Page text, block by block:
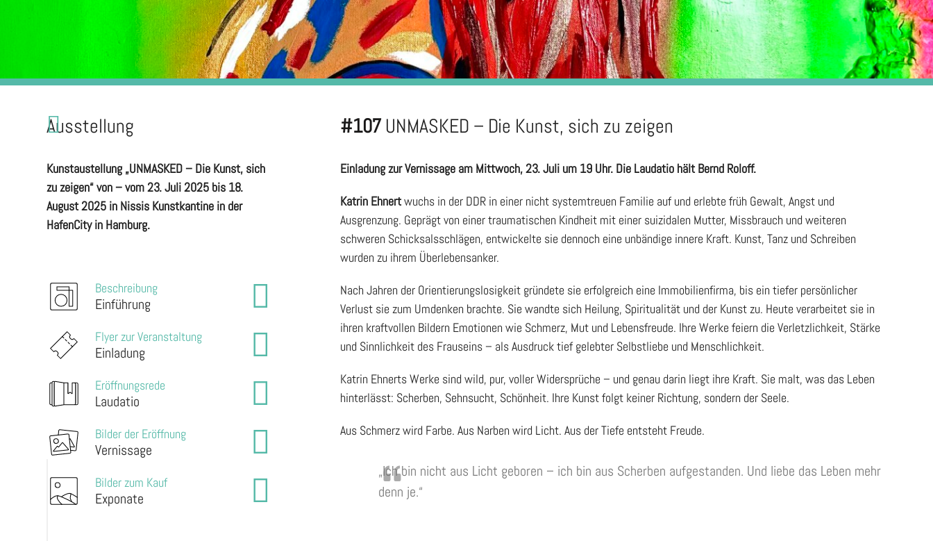
Ausstellung
Kunstaustellung „UNMASKED – Die Kunst, sich
zu zeigen“ von – vom 23. Juli 2025 bis 18.
August 2025 in Nissis Kunstkantine in der
HafenCity in Hamburg.
Beschreibung
Einführung
Flyer zur Veranstaltung
Einladung
Eröffnungsrede
Laudatio
Bilder der Eröffnung
Vernissage
Bilder zum Kauf
Exponate
#107UNMASKED – Die Kunst, sich zu zeigen
Einladung zur Vernissage am Mittwoch, 23. Juli um 19 Uhr. Die Laudatio hält Bernd Roloff.
Katrin Ehnertwuchs in der DDR in einer nicht systemtreuen Familie auf und erlebte früh Gewalt, Angst und
Ausgrenzung. Geprägt von einer traumatischen Kindheit mit einer suizidalen Mutter, Missbrauch und weiteren
schweren Schicksalsschlägen, entwickelte sie dennoch eine unbändige innere Kraft. Kunst, Tanz und Schreiben
wurden zu ihrem Überlebensanker.
Nach Jahren der Orientierungslosigkeit gründete sie erfolgreich eine Immobilienfirma, bis ein tiefer persönlicher
Verlust sie zum Umdenken brachte. Sie wandte sich Heilung, Spiritualität und der Kunst zu. Heute verarbeitet sie in
ihren kraftvollen Bildern Emotionen wie Schmerz, Mut und Lebensfreude. Ihre Werke feiern die Verletzlichkeit, Stärke
und Sinnlichkeit des Frauseins – als Ausdruck tief gelebter Selbstliebe und Menschlichkeit.
Katrin Ehnerts Werke sind wild, pur, voller Widersprüche – und genau darin liegt ihre Kraft. Sie malt, was das Leben
hinterlässt: Scherben, Sehnsucht, Schönheit. Ihre Kunst folgt keiner Richtung, sondern der Seele.
Aus Schmerz wird Farbe. Aus Narben wird Licht. Aus der Tiefe entsteht Freude.
„Ich bin nicht aus Licht geboren – ich bin aus Scherben aufgestanden. Und liebe das Leben mehr
denn je.“